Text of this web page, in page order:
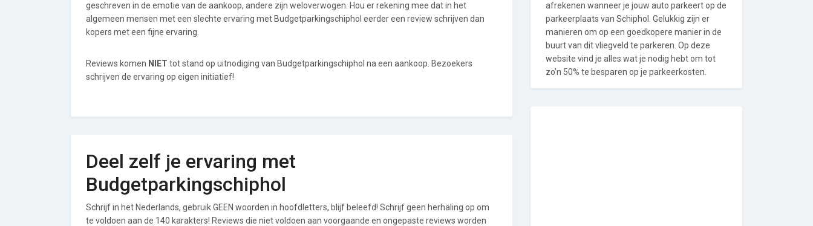
geschreven in de emotie van de aankoop, andere zijn weloverwogen. Hou er rekening mee dat in het
algemeen mensen met een slechte ervaring met Budgetparkingschiphol eerder een review schrijven dan
kopers met een fijne ervaring.
Reviews komen NIET tot stand op uitnodiging van Budgetparkingschiphol na een aankoop. Bezoekers
schrijven de ervaring op eigen initiatief!
Deel zelf je ervaring met
Budgetparkingschiphol
Schrijf in het Nederlands, gebruik GEEN woorden in hoofdletters, blijf beleefd! Schrijf geen herhaling op om
te voldoen aan de 140 karakters! Reviews die niet voldoen aan voorgaande en ongepaste reviews worden
afrekenen wanneer je jouw auto parkeert op de
parkeerplaats van Schiphol. Gelukkig zijn er
manieren om op een goedkopere manier in de
buurt van dit vliegveld te parkeren. Op deze
website vind je alles wat je nodig hebt om tot
zo’n 50% te besparen op je parkeerkosten.